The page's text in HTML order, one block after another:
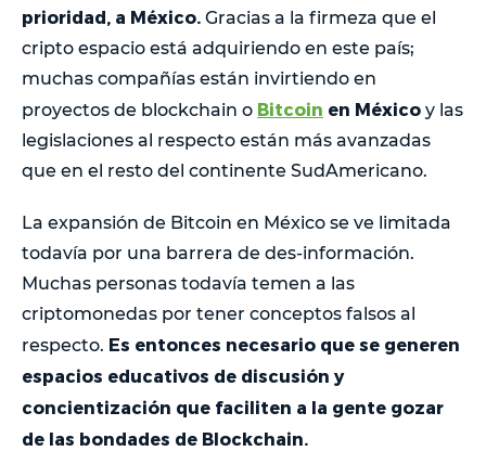
prioridad, a México. Gracias a la firmeza que el
cripto espacio está adquiriendo en este país;
muchas compañías están invirtiendo en
proyectos de blockchain o Bitcoin en México y las
legislaciones al respecto están más avanzadas
que en el resto del continente SudAmericano.
La expansión de Bitcoin en México se ve limitada
todavía por una barrera de des-información.
Muchas personas todavía temen a las
criptomonedas por tener conceptos falsos al
respecto. Es entonces necesario que se generen
espacios educativos de discusión y
concientización que faciliten a la gente gozar
de las bondades de Blockchain.